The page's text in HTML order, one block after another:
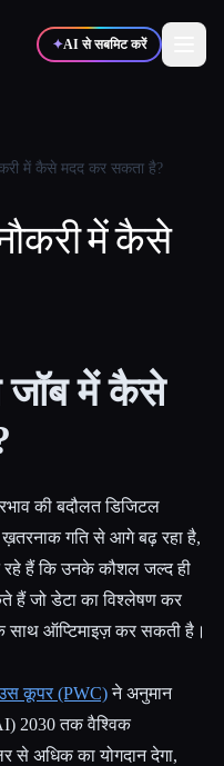
✦AI से सबमिट करें
🎨डिज़ाइनर
📈मार्केटर्स
में कैसे मदद कर सकता है?
नौकरी में कैसे
जॉब में कैसे
की बदौलत डिजिटल
गति से आगे बढ़ रहा है,
रहे हैं कि उनके कौशल जल्द ही
हैं जो डेटा का विश्लेषण कर
ऑप्टिमाइज़ कर सकती है।
कूपर (PWC)ने अनुमान
2030 तक वैश्विक
से अधिक का योगदान देगा,